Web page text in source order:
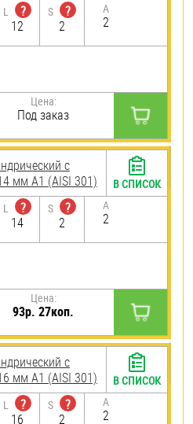
L
?
12
S
?
2
A
2
Цена:
Под заказ
с
мм А1 (AISI 301)
L
?
14
S
?
2
A
2
Цена:
93р. 27коп.
В СПИСОК
с
мм А1 (AISI 301)
L
?
16
S
?
2
A
2
В СПИСОК